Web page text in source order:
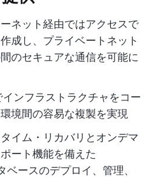
ネット経由ではアクセスで
成し、プライベートネット
のセキュアな通信を可能に
ンフラストラクチャをコー
境間の容易な複製を実現
イム・リカバリとオンデマ
ート機能を備えた
ースのデプロイ、管理、